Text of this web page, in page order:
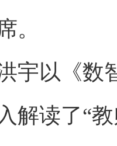
。
以《数智
解读了“